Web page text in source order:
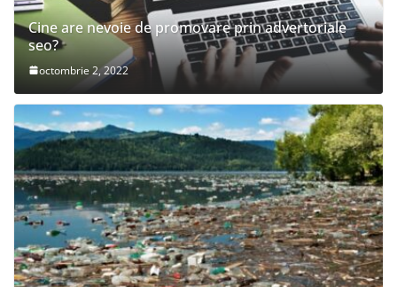
Cine are nevoie de promovare prin advertoriale
seo?
octombrie 2, 2022